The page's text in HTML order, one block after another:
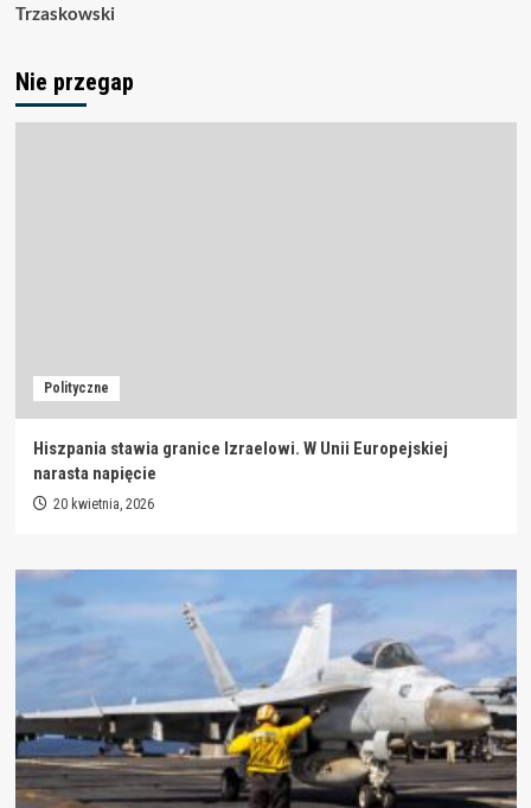
Trzaskowski
Nie przegap
Polityczne
Hiszpania stawia granice Izraelowi. W Unii Europejskiej
narasta napięcie
20 kwietnia, 2026